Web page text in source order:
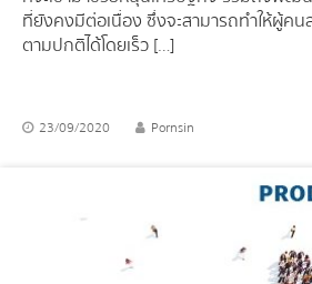
ที่ยังคงมีต่อเนื่อง ซึ่งจะสามารถทำให้ผู้ค
ตามปกติได้โดยเร็ว […]
23/09/2020 Pornsin